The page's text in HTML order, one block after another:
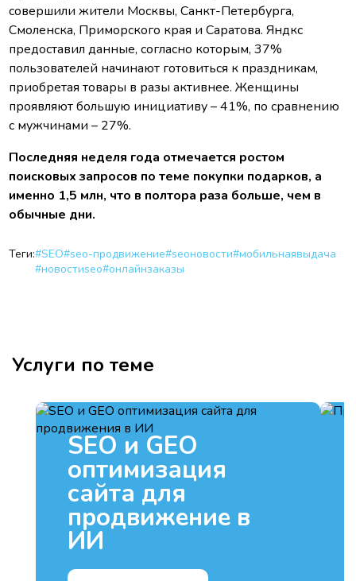
совершили жители Москвы, Санкт-Петербурга,
Смоленска, Приморского края и Саратова. Яндкс
предоставил данные, согласно которым, 37%
пользователей начинают готовиться к праздникам,
приобретая товары в разы активнее. Женщины
проявляют большую инициативу – 41%, по сравнению
с мужчинами – 27%.
Последняя неделя года отмечается ростом
поисковых запросов по теме покупки подарков, а
именно 1,5 млн, что в полтора раза больше, чем в
обычные дни.
Теги:#SEO#seo-продвижение#seoновости#мобильнаявыдача
#новостиseo#онлайнзаказы
Услуги по теме
SEO и GEO
оптимизация
сайта для
продвижение в
ИИ